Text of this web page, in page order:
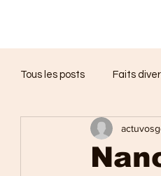
Tous les posts Faits
Saint-